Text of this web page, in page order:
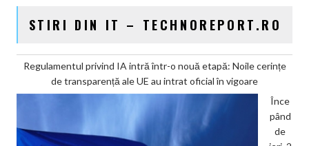
STIRI DIN IT – TECHNOREPORT.RO
Regulamentul privind IA intră într-o nouă etapă: Noile cerințe
de transparență ale UE au intrat oficial în vigoare
Înce
pând
de